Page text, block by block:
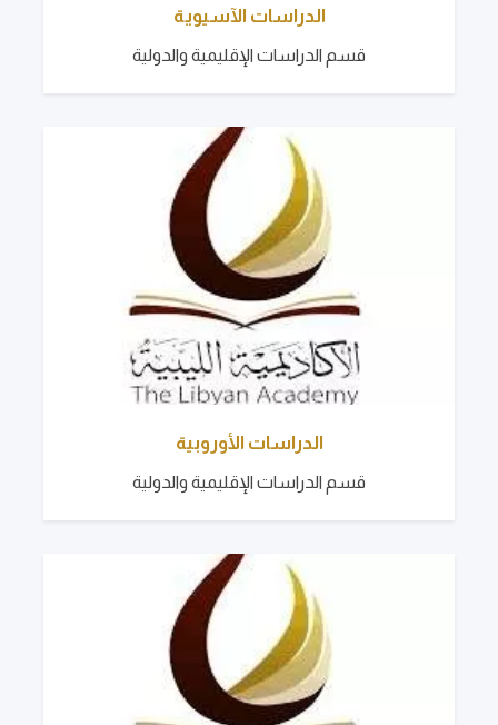
الدراسات الآسيوية
قسم الدراسات الإقليمية والدولية
الدراسات الأوروبية
قسم الدراسات الإقليمية والدولية